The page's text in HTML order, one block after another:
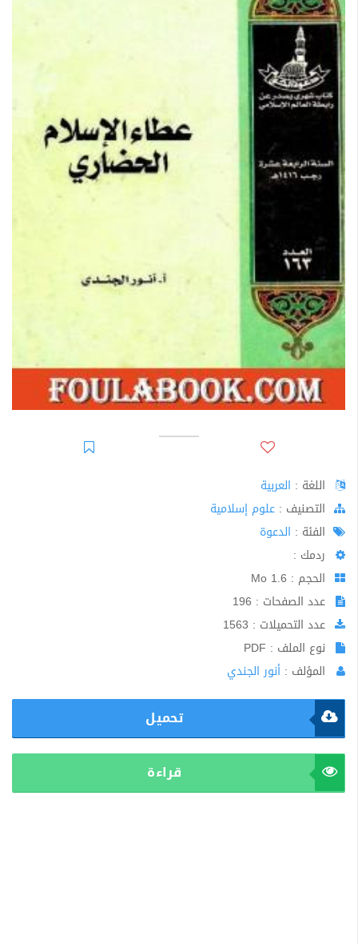
اللغة : العربية
اﻟﺘﺼﻨﻴﻒ : علوم إسلامية
الفئة : الدعوة
ردمك :
الحجم : 1.6 Mo
عدد الصفحات : 196
عدد التحميلات : 1563
نوع الملف : PDF
المؤلف : أنور الجندي
تحميل
قراءة